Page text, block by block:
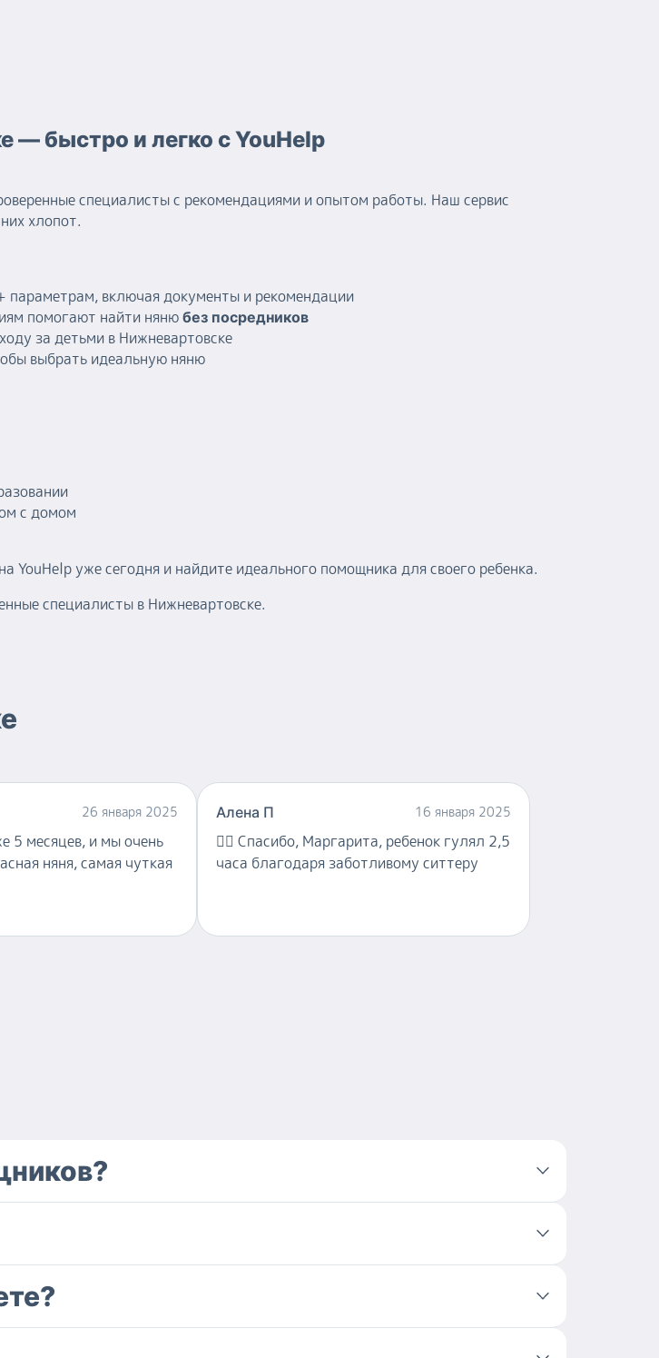
— быстро и легко с YouHelp
специалисты с рекомендациями и опытом работы. Наш сервис
хлопот.
параметрам, включая документы и рекомендации
помогают найти няню без посредников
за детьми в Нижневартовске
выбрать идеальную няню
с домом
на YouHelp уже сегодня и найдите идеального помощника для своего ребенка.
специалисты в Нижневартовске.
26 января 2025
5 месяцев, и мы очень
няня, самая чуткая
Алена П 16 января 2025
👍🏻 Спасибо, Маргарита, ребенок гулял 2,5
часа благодаря заботливому ситтеру